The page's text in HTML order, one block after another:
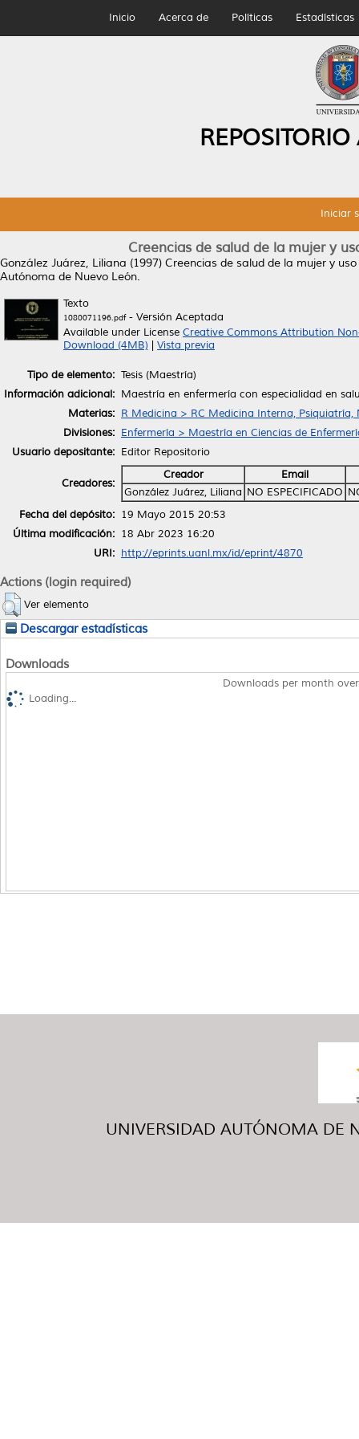
Inicio Acerca de Políticas Estadísticas
Iniciar
Creencias de salud de la mujer y
González Juárez, Liliana (1997) Creencias de salud de la mujer y
Autónoma de Nuevo León.
Texto
1080071196.pdf- Versión Aceptada
Available under License Creative Commons Attribution
Download (4MB)
Vista previa
Tipo de elemento: Tesis (Maestría)
Información adicional: Maestría en enfermería con especialidad en
Materias: R Medicina > RC Medicina Interna, Psiquiatría,
Divisiones: Enfermería > Maestría en Ciencias de
Usuario depositante: Editor Repositorio
Creadores:
Creador
Email
González Juárez, Liliana NO ESPECIFICADO
Fecha del depósito: 19 Mayo 2015 20:53
Última modificación: 18 Abr 2023 16:20
URI: http://eprints.uanl.mx/id/eprint/4870
Actions (login required)
Ver elemento
Descargar estadísticas
Downloads
Downloads per month
Loading...
UNIVERSIDAD AUTÓNOMA DE